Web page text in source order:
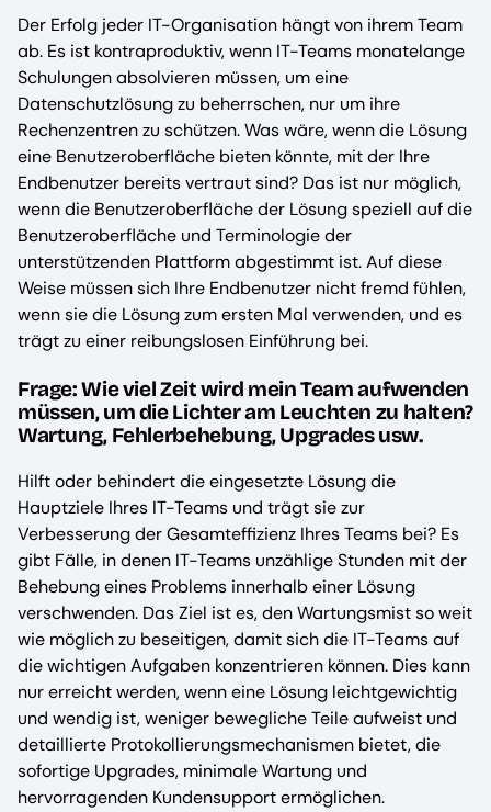
Der Erfolg jeder IT-Organisation hängt von ihrem Team
ab. Es ist kontraproduktiv, wenn IT-Teams monatelange
Schulungen absolvieren müssen, um eine
Datenschutzlösung zu beherrschen, nur um ihre
Rechenzentren zu schützen. Was wäre, wenn die Lösung
eine Benutzeroberfläche bieten könnte, mit der Ihre
Endbenutzer bereits vertraut sind? Das ist nur möglich,
wenn die Benutzeroberfläche der Lösung speziell auf die
Benutzeroberfläche und Terminologie der
unterstützenden Plattform abgestimmt ist. Auf diese
Weise müssen sich Ihre Endbenutzer nicht fremd fühlen,
wenn sie die Lösung zum ersten Mal verwenden, und es
trägt zu einer reibungslosen Einführung bei.
Frage: Wie viel Zeit wird mein Team aufwenden
müssen, um die Lichter am Leuchten zu halten?
Wartung, Fehlerbehebung, Upgrades usw.
Hilft oder behindert die eingesetzte Lösung die
Hauptziele Ihres IT-Teams und trägt sie zur
Verbesserung der Gesamteffizienz Ihres Teams bei? Es
gibt Fälle, in denen IT-Teams unzählige Stunden mit der
Behebung eines Problems innerhalb einer Lösung
verschwenden. Das Ziel ist es, den Wartungsmist so weit
wie möglich zu beseitigen, damit sich die IT-Teams auf
die wichtigen Aufgaben konzentrieren können. Dies kann
nur erreicht werden, wenn eine Lösung leichtgewichtig
und wendig ist, weniger bewegliche Teile aufweist und
detaillierte Protokollierungsmechanismen bietet, die
sofortige Upgrades, minimale Wartung und
hervorragenden Kundensupport ermöglichen.